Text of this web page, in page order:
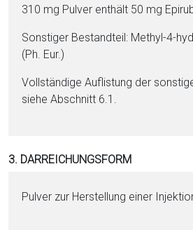
310 mg Pul­ver enthält 50 mg
Sonstiger Be­stand­teil: Methyl-4-
(Ph. Eur.)
Vollständige Auflistung der
siehe Abschnitt 6.1.
3. DARREICHUNGSFORM
Pul­ver zur Herstellung ei­ner